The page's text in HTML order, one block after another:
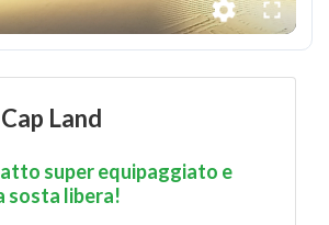
Land
super equipaggiato e
sosta libera!